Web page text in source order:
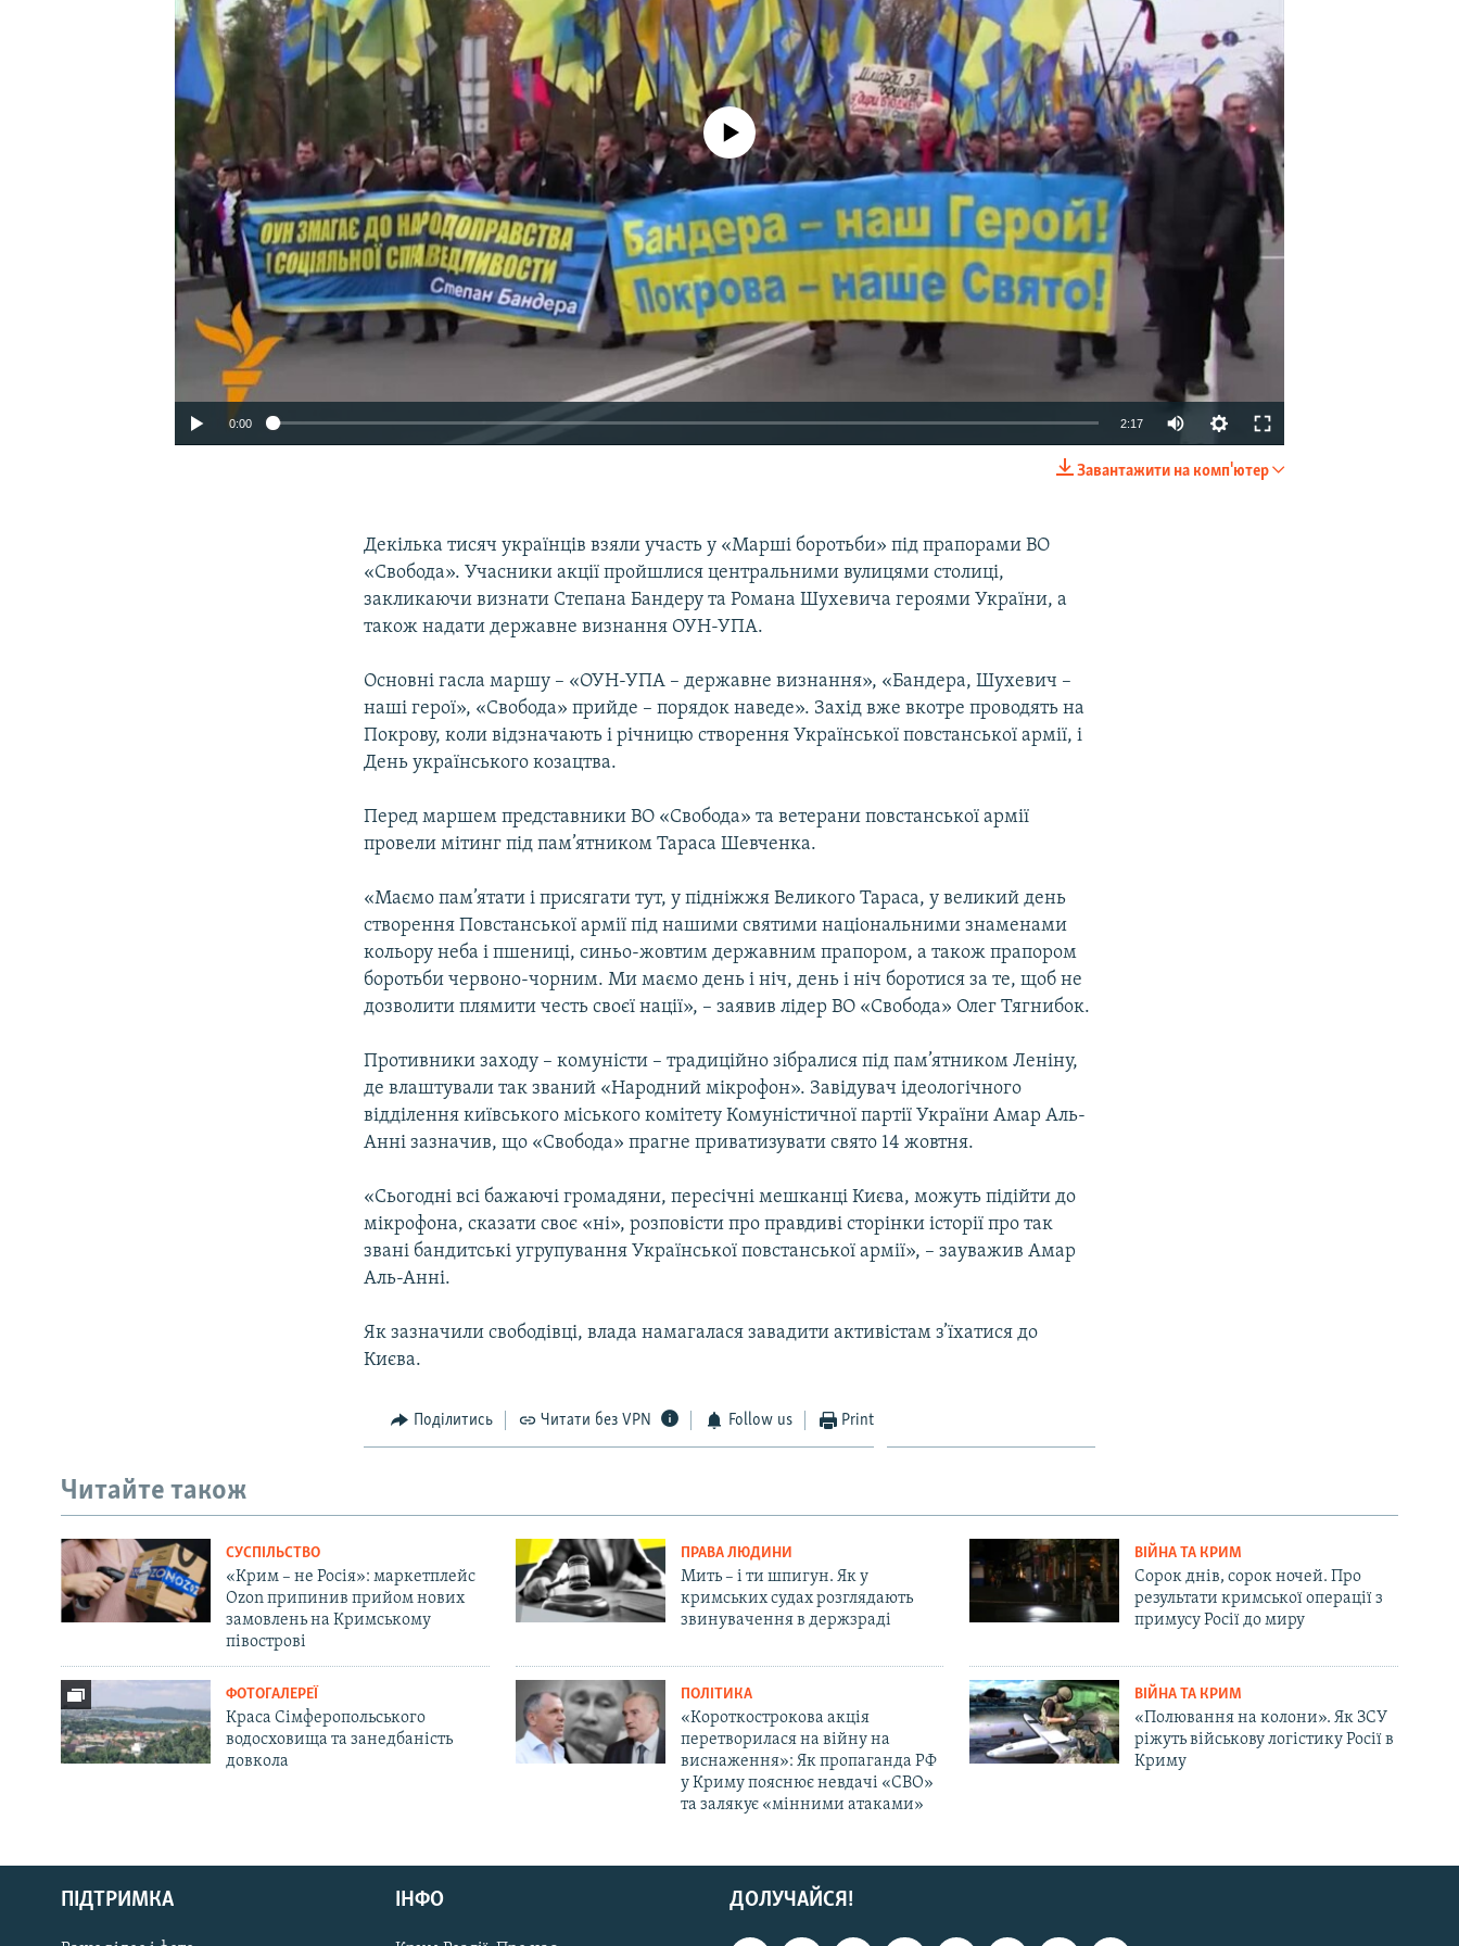
УКРАЇНСЬКА ПРОБЛЕМА КРИМУ
Русский
Qırımtatar
No media source currently available
0:00 2:17
Завантажити на комп'ютер
Декілька тисяч українців взяли участь у «Марші боротьби» під прапорами ВО
«Свобода». Учасники акції пройшлися центральними вулицями столиці,
закликаючи визнати Степана Бандеру та Романа Шухевича героями України, а
також надати державне визнання ОУН-УПА.
Основні гасла маршу – «ОУН-УПА – державне визнання», «Бандера, Шухевич –
наші герої», «Свобода» прийде – порядок наведе». Захід вже вкотре проводять на
Покрову, коли відзначають і річницю створення Української повстанської армії, і
День українського козацтва.
Перед маршем представники ВО «Свобода» та ветерани повстанської армії
провели мітинг під пам’ятником Тараса Шевченка.
«Маємо пам’ятати і присягати тут, у підніжжя Великого Тараса, у великий день
створення Повстанської армії під нашими святими національними знаменами
кольору неба і пшениці, синьо-жовтим державним прапором, а також прапором
боротьби червоно-чорним. Ми маємо день і ніч, день і ніч боротися за те, щоб не
дозволити плямити честь своєї нації», – заявив лідер ВО «Свобода» Олег Тягнибок.
Противники заходу – комуністи – традиційно зібралися під пам’ятником Леніну,
де влаштували так званий «Народний мікрофон». Завідувач ідеологічного
відділення київського міського комітету Комуністичної партії України Амар Аль-
Анні зазначив, що «Свобода» прагне приватизувати свято 14 жовтня.
«Сьогодні всі бажаючі громадяни, пересічні мешканці Києва, можуть підійти до
мікрофона, сказати своє «ні», розповісти про правдиві сторінки історії про так
звані бандитські угрупування Української повстанської армії», – зауважив Амар
Аль-Анні.
Як зазначили свободівці, влада намагалася завадити активістам з’їхатися до
Києва.
Поділитись Читати без VPN Follow us Print
Читайте також
СУСПІЛЬСТВО
«Крим – не Росія»: маркетплейс
Ozon припинив прийом нових
замовлень на Кримському
півострові
ПРАВА ЛЮДИНИ
Мить – і ти шпигун. Як у
кримських судах розглядають
звинувачення в держзраді
ВІЙНА ТА КРИМ
Сорок днів, сорок ночей. Про
результати кримської операції з
примусу Росії до миру
ФОТОГАЛЕРЕЇ
Краса Сімферопольського
водосховища та занедбаність
довкола
ПОЛІТИКА
«Короткострокова акція
перетворилася на війну на
виснаження»: Як пропаганда РФ
у Криму пояснює невдачі «СВО»
та залякує «мінними атаками»
ВІЙНА ТА КРИМ
«Полювання на колони». Як ЗСУ
ріжуть військову логістику Росії в
Криму
ДОЛУЧАЙСЯ!
ПІДТРИМКА ІНФО